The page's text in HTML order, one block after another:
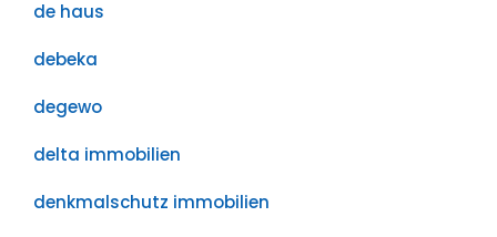
de haus
debeka
degewo
delta immobilien
denkmalschutz immobilien